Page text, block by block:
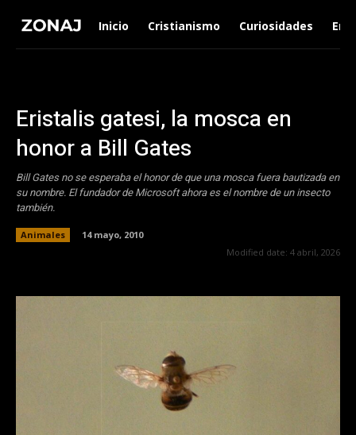
Inicio Cristianismo Curiosidades
Eristalis gatesi, la mosca en
honor a Bill Gates
Bill Gates no se esperaba el honor de que una mosca fuera bautizada en
su nombre. El fundador de Microsoft ahora es el nombre de un insecto
también.
Animales
14 mayo, 2010
Modified date: 4 abril, 2026